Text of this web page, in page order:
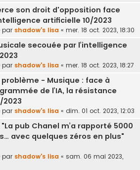
son droit d'opposition face
artificielle 10/2023
par shadow's lisa « mer. 18 oct. 2023, 18:30
secouée par l’intelligence
par shadow's lisa « mer. 18 oct. 2023, 18:27
- Musique : face à
de l’IA, la résistance
2023
par shadow's lisa « dim. 01 oct. 2023, 12:03
pub Chanel m’a rapporté 5000
avec quelques zéros en plus"
par shadow's lisa « sam. 06 mai 2023,